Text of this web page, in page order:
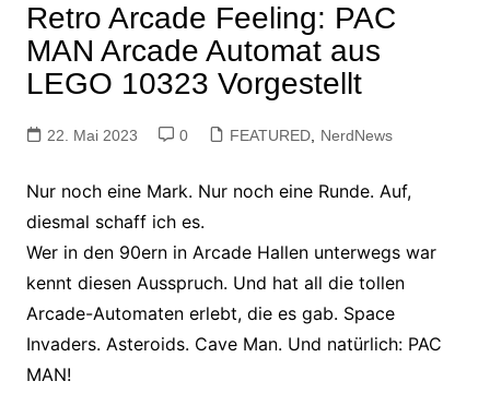
Retro Arcade Feeling: PAC
MAN Arcade Automat aus
LEGO 10323 Vorgestellt
22. Mai 2023 0 FEATURED, NerdNews
Nur noch eine Mark. Nur noch eine Runde. Auf,
diesmal schaff ich es.
Wer in den 90ern in Arcade Hallen unterwegs war
kennt diesen Ausspruch. Und hat all die tollen
Arcade-Automaten erlebt, die es gab. Space
Invaders. Asteroids. Cave Man. Und natürlich: PAC
MAN!